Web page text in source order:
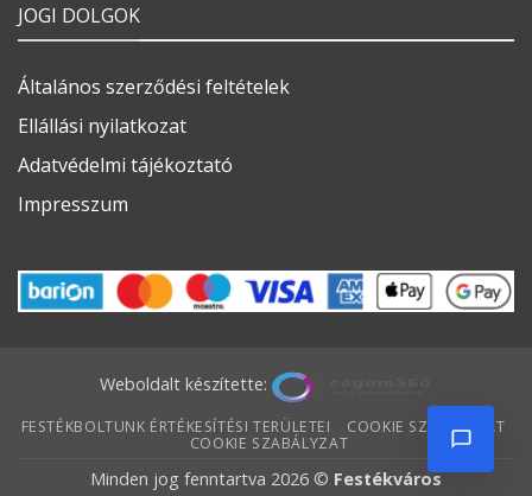
JOGI DOLGOK
Általános szerződési feltételek
Ellállási nyilatkozat
Adatvédelmi tájékoztató
Impresszum
Weboldalt készítette:
FESTÉKBOLTUNK ÉRTÉKESÍTÉSI TERÜLETEI
COOKIE SZABÁLYZAT
COOKIE SZABÁLYZAT
Minden jog fenntartva 2026 © Festékváros